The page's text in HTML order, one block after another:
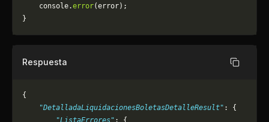
	console.
error(error);
}
Respuesta Copiar
{
    "DetalladaLiquidacionesBoletasDetalleResult"
: {
        "ListaErrores"
: {